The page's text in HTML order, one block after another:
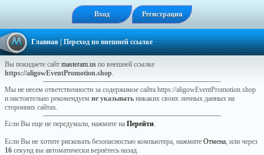
Вход Регистрация
Главная| Переход по внешней ссылке
Вы покидаете сайт masteram.us по внешней ссылке
https://aligowEventPromotion.shop.
Мы не несем ответственности за содержимое сайта https://aligowEventPromotion.shop
и настоятельно рекомендуем не указывать никаких своих личных данных на
сторонних сайтах.
Если Вы еще не передумали, нажмите на Перейти.
Если Вы не хотите рисковать безопасностью компьютера, нажмите Отмена, или через
16 секунд вы автоматически вернётесь назад.